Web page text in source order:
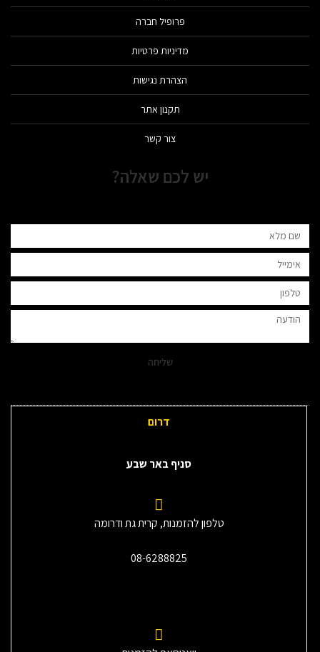
פרופיל חברה
מדיניות פרטיות
הצהרת נגישות
תקנון אתר
צור קשר
יש לכם שאלה?
שליחה
דרום
סניף באר שבע
טלפון להזמנות, קרית גת ודרומה
08-6288825